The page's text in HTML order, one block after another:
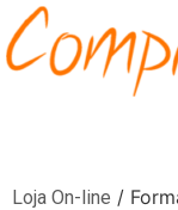
Loja On-line /